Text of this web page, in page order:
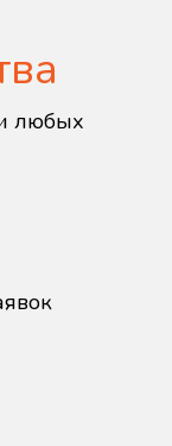
и любых